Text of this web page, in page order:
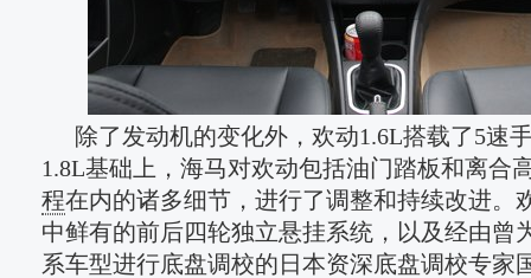
除了发动机的变化外，欢动1.6L搭载了5速
1.8L基础上，海马对欢动包括油门踏板和离合
程在内的诸多细节，进行了调整和持续改进。
中鲜有的前后四轮独立悬挂系统，以及经由曾
系车型进行底盘调校的日本资深底盘调校专家